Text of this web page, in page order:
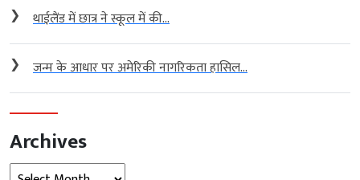
❯ थाईलैंड में छात्र ने स्कूल में की...
❯ जन्म के आधार पर अमेरिकी नागरिकता हासिल...
Archives
Archives